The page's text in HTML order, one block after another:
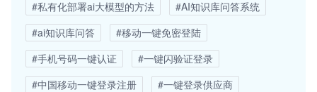
#私有化部署ai大模型的方法
#AI知识库问答系统
#ai知识库问答
#移动一键免密登陆
#手机号码一键认证
#一键闪验证登录
#中国移动一键登录注册
#一键登录供应商